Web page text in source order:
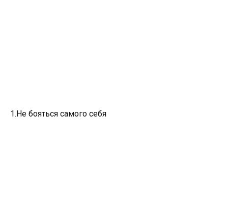
1.Не бояться самого себя